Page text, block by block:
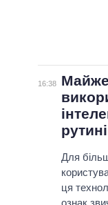
16:38
Майже
рутині
Для
ця
ознак